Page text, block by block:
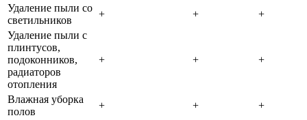
Удаление пыли со
светильников
+ +
+
Удаление пыли с
плинтусов,
подоконников,
радиаторов
отопления
+ + +
Влажная уборка
полов
+ +
+